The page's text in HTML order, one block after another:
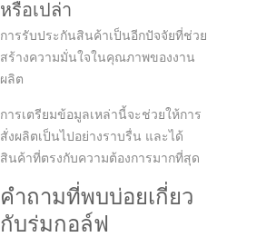
หรือเปล่า
การรับประกันสินค้าเป็นอีกปัจจัยที่ช่วย
สร้างความมั่นใจในคุณภาพของงาน
ผลิต
การเตรียมข้อมูลเหล่านี้จะช่วยให้การ
สั่งผลิตเป็นไปอย่างราบรื่น และได้
สินค้าที่ตรงกับความต้องการมากที่สุด
คำถามที่พบบ่อยเกี่ยว
กับร่มกอล์ฟ